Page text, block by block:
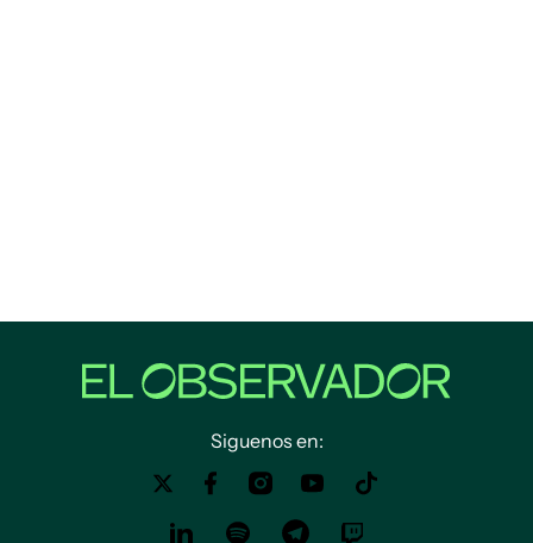
Siguenos en: